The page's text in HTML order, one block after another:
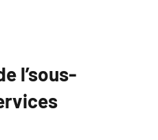
l’sous-